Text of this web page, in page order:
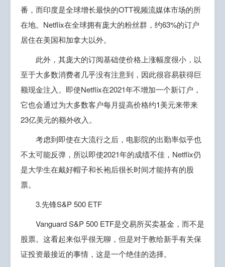
番，而印度是全球增长最快的OTT视频流媒体市场的所
在地。Netflix在全球拥有庞大的粉丝群，约63%的订户
居住在美国和加拿大以外。
此外，其庞大的订阅基础使价格上涨幅度很小，以
至于大多数消费者几乎没有注意到，因此很容易获得巨
额现金注入。即使Netflix在2021年不增加一个新订户，
它也会通过为大多数客户每月提高价格约1美元来带来
23亿美元的额外收入。
考虑到即使在大流行之后，电影院的出勤率似乎也
不太可能反弹，所以即使2021年的成绩不佳，Netflix仍
是大学生在戴好帽子和长袍后很长时间才能持有的股
票。
3.先锋S&P 500 ETF
Vanguard S&P 500 ETF是交易所买卖基金，而不是
股票。这看起来似乎很无聊，但是对于教给新手有关保
证投资最接近的事情，这是一个绝佳的选择。